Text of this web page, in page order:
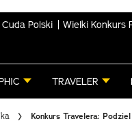
Cuda Polski Wielki Konkurs
TRAVELER
Konkurs Travelera: